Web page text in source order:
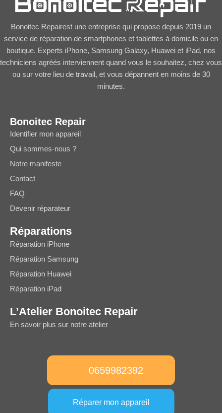
Bonoitec Repairest une entreprise qui propose depuis 2019 un
service de réparation de smartphones et tablettes à domicile ou en
boutique. Experts iPhone, Samsung Galaxy, Huawei et iPad, nos
techniciens agréés interviennent quand vous le souhaitez, chez vous
ou sur votre lieu de travail, et vous dépannent en moins de 30
minutes.
Bonoitec Repair
Identifier mon appareil
Qui sommes-nous ?
Notre manifeste
Contact
FAQ
Devenir réparateur
Réparations
Réparation iPhone
Réparation Samsung
Réparation Huawei
Réparation iPad
L’Atelier Bonoitec Repair
En savoir plus sur notre atelier
0659982392
Réparer mon appareil